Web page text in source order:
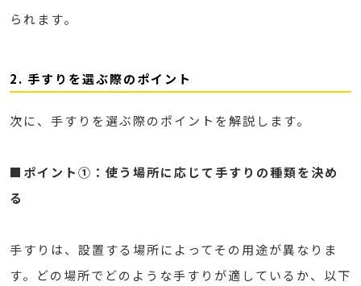
られます。
2. 手すりを選ぶ際のポイント
次に、手すりを選ぶ際のポイントを解説します。
■ポイント①：使う場所に応じて手すりの種類を決め
る
手すりは、設置する場所によってその用途が異なりま
す。どの場所でどのような手すりが適しているか、以下